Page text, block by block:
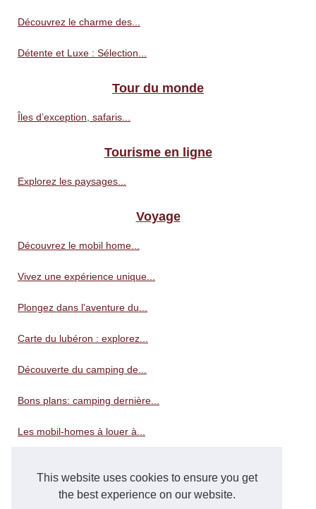
This website uses cookies to ensure you get
the best experience on our website.
Découvrez le charme des...
Détente et Luxe : Sélection...
Tour du monde
Îles d’exception, safaris...
Tourisme en ligne
Explorez les paysages...
Voyage
Découvrez le mobil home...
Vivez une expérience unique...
Plongez dans l'aventure du...
Carte du lubéron : explorez...
Découverte du camping de...
Bons plans: camping dernière...
Les mobil-homes à louer à...
Découvrez le charme du...